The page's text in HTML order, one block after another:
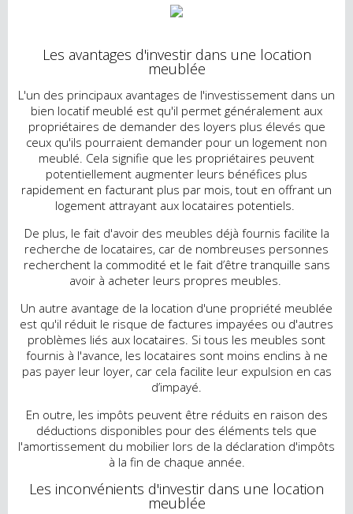
Les avantages d'investir dans une location
meublée
L'un des principaux avantages de l'investissement dans un
bien locatif meublé est qu'il permet généralement aux
propriétaires de demander des loyers plus élevés que
ceux qu'ils pourraient demander pour un logement non
meublé. Cela signifie que les propriétaires peuvent
potentiellement augmenter leurs bénéfices plus
rapidement en facturant plus par mois, tout en offrant un
logement attrayant aux locataires potentiels.
De plus, le fait d'avoir des meubles déjà fournis facilite la
recherche de locataires, car de nombreuses personnes
recherchent la commodité et le fait d’être tranquille sans
avoir à acheter leurs propres meubles.
Un autre avantage de la location d'une propriété meublée
est qu'il réduit le risque de factures impayées ou d'autres
problèmes liés aux locataires. Si tous les meubles sont
fournis à l'avance, les locataires sont moins enclins à ne
pas payer leur loyer, car cela facilite leur expulsion en cas
d’impayé.
En outre, les impôts peuvent être réduits en raison des
déductions disponibles pour des éléments tels que
l'amortissement du mobilier lors de la déclaration d'impôts
à la fin de chaque année.
Les inconvénients d'investir dans une location
meublée